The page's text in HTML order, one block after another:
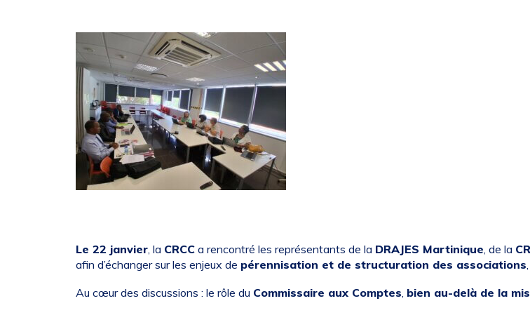
Le 22 janvier, la CRCC a rencontré les représentants de la DRAJES Martinique, de la
afin d’échanger sur les enjeux de pérennisation et de structuration des associations
Au cœur des discussions : le rôle du Commissaire aux Comptes, bien au-delà de la